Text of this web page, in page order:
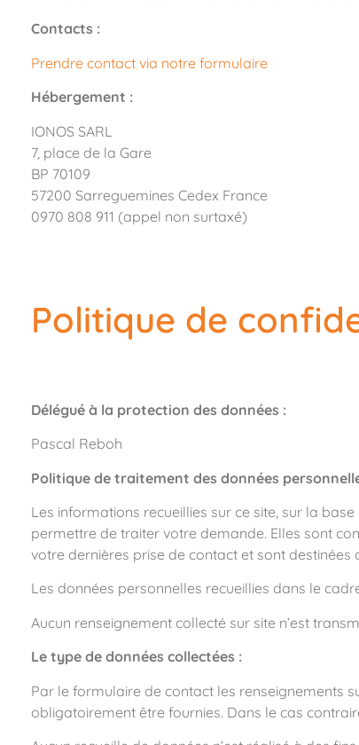
Contacts :
Prendre contact via notre formulaire
Hébergement :
IONOS SARL
7, place de la Gare
BP 70109
57200 Sarreguemines Cedex France
0970 808 911 (appel non surtaxé)
Politique de
Délégué à la protection des données :
Pascal Reboh
Politique de traitement des données
Les informations recueillies sur ce site, sur la
permettre de traiter votre demande. Elles sont
votre dernières prise de contact et sont destinées
Les données personnelles recueillies dans le
Aucun renseignement collecté sur site n’est
Le type de données collectées :
Par le formulaire de contact les renseignements
obligatoirement être fournies. Dans le cas